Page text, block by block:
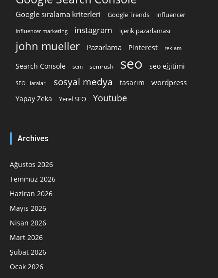
Google sıralama kriterleri Google Trends influencer
influencer marketing instagram içerik pazarlaması
john mueller Pazarlama Pinterest reklam
Search Console sem semrush seo seo eğitimi
SEO Hataları sosyal medya tasarım wordpress
Yapay Zeka Yerel SEO Youtube
Archives
Ağustos 2026
Temmuz 2026
Haziran 2026
Mayıs 2026
Nisan 2026
Mart 2026
Şubat 2026
Ocak 2026